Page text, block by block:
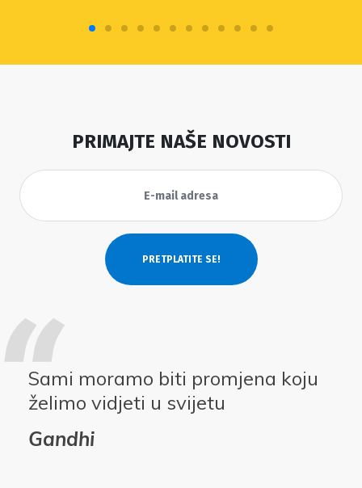
PRIMAJTE NAŠE NOVOSTI
Sami moramo biti promjena koju
želimo vidjeti u svijetu
Gandhi